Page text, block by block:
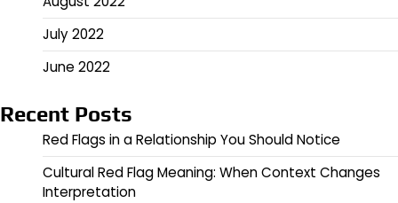
July 2022
June 2022
Recent Posts
Red Flags in a Relationship You Should Notice
Cultural Red Flag Meaning: When Context Changes
Interpretation